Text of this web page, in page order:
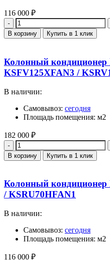
116 000 ₽
Количество
В корзину Купить в 1 клик
Колонный кондиционер
KSFV125XFAN3 /
В наличии:
Самовывоз: сегодня
Площадь помещения: м2
182 000 ₽
Количество
В корзину Купить в 1 клик
Колонный кондиционер
/ KSRU70HFAN1
В наличии:
Самовывоз: сегодня
Площадь помещения: м2
116 000 ₽